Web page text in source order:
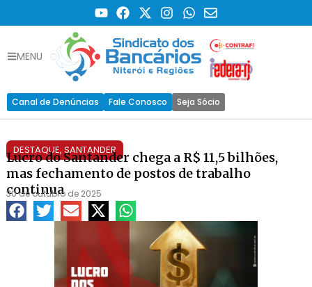
MENU
Canal de Denúncias Fale Conosco Seja Sócio
DESTAQUE, SANTANDER
Lucro do Santander chega a R$ 11,5 bilhões,
mas fechamento de postos de trabalho
continua
30 de outubro de 2025